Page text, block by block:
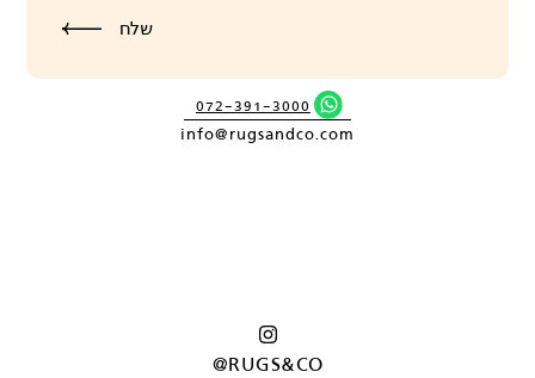
072-391-3000
info@rugsandco.com
@RUGS&CO